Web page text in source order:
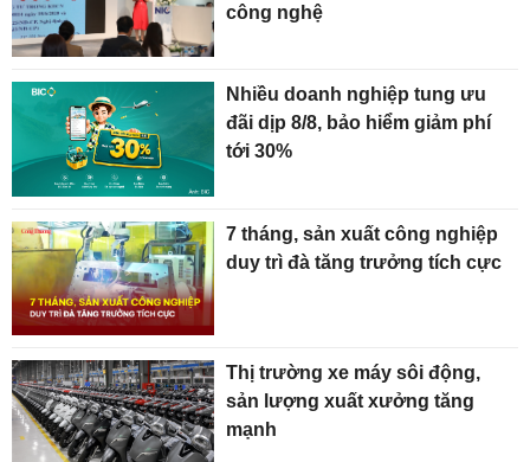
công nghệ
Nhiều doanh nghiệp tung ưu
đãi dịp 8/8, bảo hiểm giảm phí
tới 30%
7 tháng, sản xuất công nghiệp
duy trì đà tăng trưởng tích cực
Thị trường xe máy sôi động,
sản lượng xuất xưởng tăng
mạnh